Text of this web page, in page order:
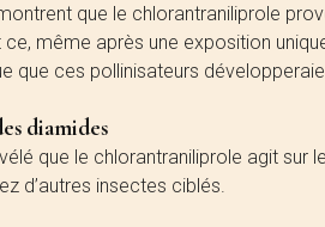
que le chlorantraniliprole
même après une exposition
que ces pollinisateurs
diamides
que le chlorantraniliprole agit sur
d’autres insectes ciblés.